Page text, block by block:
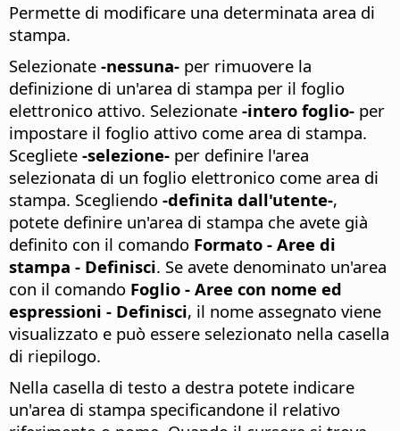
Permette di modificare una determinata area di
stampa.
Selezionate -nessuna- per rimuovere la
definizione di un'area di stampa per il foglio
elettronico attivo. Selezionate -intero foglio- per
impostare il foglio attivo come area di stampa.
Scegliete -selezione- per definire l'area
selezionata di un foglio elettronico come area di
stampa. Scegliendo -definita dall'utente-,
potete definire un'area di stampa che avete già
definito con il comando Formato - Aree di
stampa - Definisci. Se avete denominato un'area
con il comando Foglio - Aree con nome ed
espressioni - Definisci, il nome assegnato viene
visualizzato e può essere selezionato nella casella
di riepilogo.
Nella casella di testo a destra potete indicare
un'area di stampa specificandone il relativo